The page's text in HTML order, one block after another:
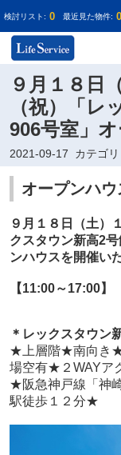
検討リスト: 0 最近見た物件: 0
９月１８日
（祝）「レ
906号室」
2021-09-17 カテゴリ
オープンハ
９月１８日（土）
クスタウン新高2
ンハウスを開催い
【11:00～17:00】
＊ レックスタウン
★上層階★南向き
場空有★ ２WAY
★阪急神戸線「神
駅徒歩１２分★